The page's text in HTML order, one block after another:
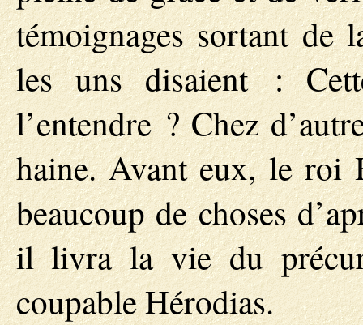
témoignages sortant de
les uns disaient :
l’entendre ? Chez
haine. Avant eux, le roi
beaucoup de choses
il livra la vie du
coupable Hérodias.